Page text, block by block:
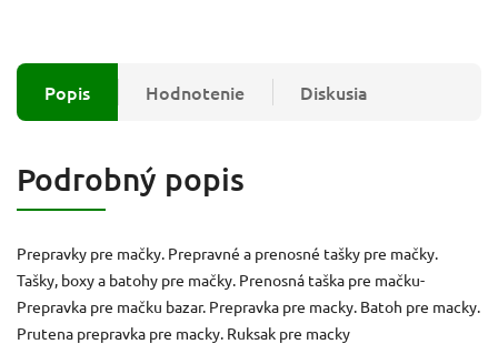
Popis Hodnotenie Diskusia
Podrobný popis
Prepravky pre mačky. Prepravné a prenosné tašky pre mačky.
Tašky, boxy a batohy pre mačky. Prenosná taška pre mačku-
Prepravka pre mačku bazar. Prepravka pre macky. Batoh pre macky.
Prutena prepravka pre macky. Ruksak pre macky